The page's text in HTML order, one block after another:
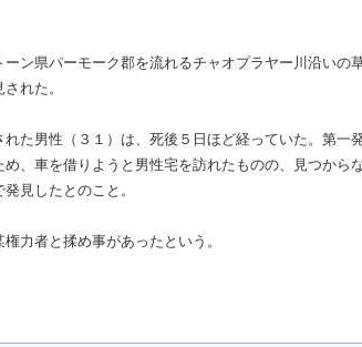
ン県パーモーク郡を流れるチャオプラヤー川沿いの
れた。
た男性（３１）は、死後５日ほど経っていた。第一
め、車を借りようと男性宅を訪れたものの、見つから
見したとのこと。
力者と揉め事があったという。